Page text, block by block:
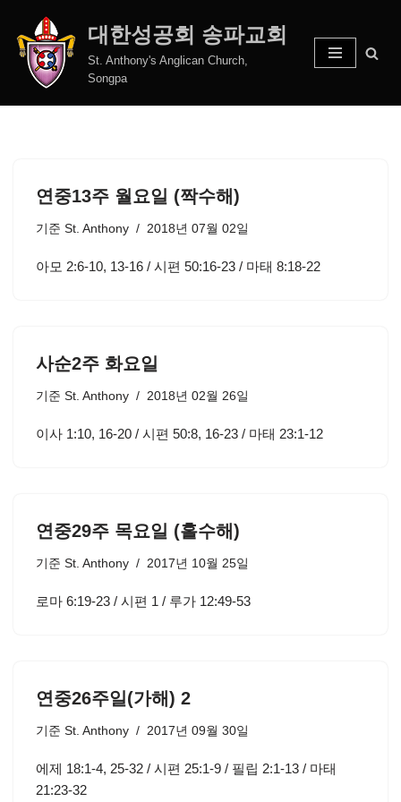
콘
대한성공회 송파교회
St. Anthony's Anglican Church,
Songpa
연중13주 월요일 (짝수해)
기준 St. Anthony 2018년 07월 02일
아모 2:6-10, 13-16 / 시편 50:16-23 / 마태 8:18-22
사순2주 화요일
기준 St. Anthony 2018년 02월 26일
이사 1:10, 16-20 / 시편 50:8, 16-23 / 마태 23:1-12
연중29주 목요일 (홀수해)
기준 St. Anthony 2017년 10월 25일
로마 6:19-23 / 시편 1 / 루가 12:49-53
연중26주일(가해) 2
기준 St. Anthony 2017년 09월 30일
에제 18:1-4, 25-32 / 시편 25:1-9 / 필립 2:1-13 / 마태
21:23-32